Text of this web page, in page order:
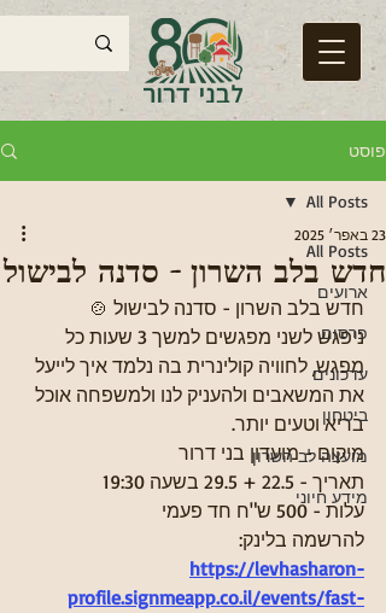
פוסט
All Posts
ארועים
פרסום
עדכונים
ביטחון
מועצה לב השרון
מידע חיוני
All Posts
חדש בלב השרון - סדנה לבישול
23 באפר׳ 2025
חדש בלב השרון - סדנה לבישול 🍲
ניפגש לשני מפגשים למשך 3 שעות כל
מפגש, לחוויה קולינרית בה נלמד איך לייעל
את המשאבים ולהעניק לנו ולמשפחה אוכל
בריא וטעים יותר.
מיקום - מועדון בני דרור
תאריך - 22.5 + 29.5 בשעה 19:30
עלות - 500 ש"ח חד פעמי
להרשמה בלינק:
https://levhasharon-
profile.signmeapp.co.il/events/fast-